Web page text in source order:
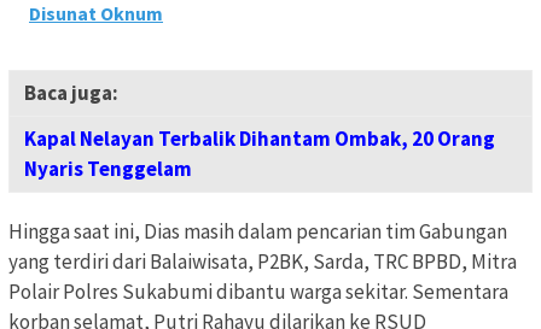
Disunat Oknum
Baca juga:
Kapal Nelayan Terbalik Dihantam Ombak, 20 Orang
Nyaris Tenggelam
Hingga saat ini, Dias masih dalam pencarian tim Gabungan
yang terdiri dari Balaiwisata, P2BK, Sarda, TRC BPBD, Mitra
Polair Polres Sukabumi dibantu warga sekitar. Sementara
korban selamat, Putri Rahayu dilarikan ke RSUD